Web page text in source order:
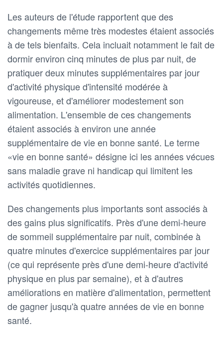
Les auteurs de l'étude rapportent que des
changements même très modestes étaient associés
à de tels bienfaits. Cela incluait notamment le fait de
dormir environ cinq minutes de plus par nuit, de
pratiquer deux minutes supplémentaires par jour
d'activité physique d'intensité modérée à
vigoureuse, et d'améliorer modestement son
alimentation. L'ensemble de ces changements
étaient associés à environ une année
supplémentaire de vie en bonne santé. Le terme
«vie en bonne santé» désigne ici les années vécues
sans maladie grave ni handicap qui limitent les
activités quotidiennes.
Des changements plus importants sont associés à
des gains plus significatifs. Près d'une demi-heure
de sommeil supplémentaire par nuit, combinée à
quatre minutes d'exercice supplémentaires par jour
(ce qui représente près d'une demi-heure d'activité
physique en plus par semaine), et à d'autres
améliorations en matière d'alimentation, permettent
de gagner jusqu'à quatre années de vie en bonne
santé.